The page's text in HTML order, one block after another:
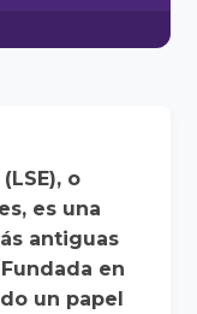
o
es una
antiguas
en
un papel